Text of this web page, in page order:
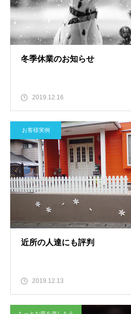
冬季休業のお知らせ
2019.12.16
お客様実例
近所の人達にも評判
2019.12.13